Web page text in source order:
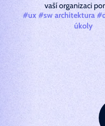
vaší organizaci
#ux #sw architektura
úkoly